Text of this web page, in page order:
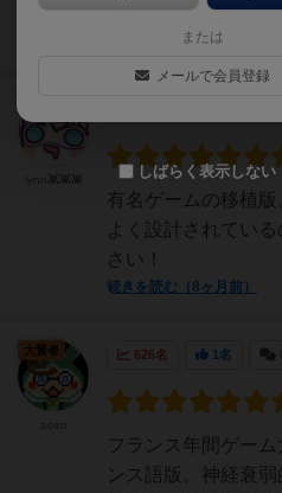
わいいルールもシ
続きを読む（7ヶ月前）
有名ゲームの移植
よく設計されてい
さい！
続きを読む（8ヶ月前）
626名 1名
フランス年間ゲー
ンス語版。神経衰
大賢者
または
メールで会員登録
しばらく表示しない